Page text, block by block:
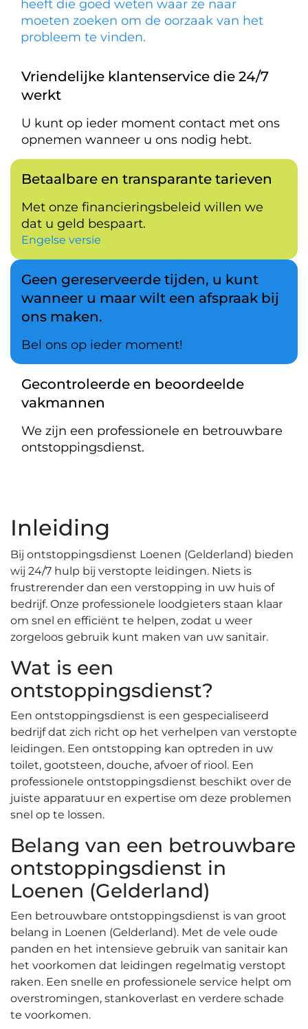
heeft die goed weten waar ze naar
moeten zoeken om de oorzaak van het
probleem te vinden.
Vriendelijke klantenservice die 24/7
werkt
U kunt op ieder moment contact met ons
opnemen wanneer u ons nodig hebt.
Betaalbare en transparante tarieven
Met onze financieringsbeleid willen we
dat u geld bespaart.
Engelse versie
Geen gereserveerde tijden, u kunt
wanneer u maar wilt een afspraak bij
ons maken.
Bel ons op ieder moment!
Gecontroleerde en beoordeelde
vakmannen
We zijn een professionele en betrouwbare
ontstoppingsdienst.
Inleiding
Bij ontstoppingsdienst Loenen (Gelderland) bieden
wij 24/7 hulp bij verstopte leidingen.​ Niets is
frustrerender dan een verstopping in uw huis of
bedrijf. Onze professionele loodgieters staan klaar
om snel en efficiënt te helpen‚ zodat u weer
zorgeloos gebruik kunt maken van uw sanitair.​
Wat is een
ontstoppingsdienst?
Een ontstoppingsdienst is een gespecialiseerd
bedrijf dat zich richt op het verhelpen van verstopte
leidingen.​ Een ontstopping kan optreden in uw
toilet‚ gootsteen‚ douche‚ afvoer of riool.​ Een
professionele ontstoppingsdienst beschikt over de
juiste apparatuur en expertise om deze problemen
snel op te lossen.
Belang van een betrouwbare
ontstoppingsdienst in
Loenen (Gelderland)
Een betrouwbare ontstoppingsdienst is van groot
belang in Loenen (Gelderland).​ Met de vele oude
panden en het intensieve gebruik van sanitair kan
het voorkomen dat leidingen regelmatig verstopt
raken.​ Een snelle en professionele service helpt om
overstromingen‚ stankoverlast en verdere schade
te voorkomen.​